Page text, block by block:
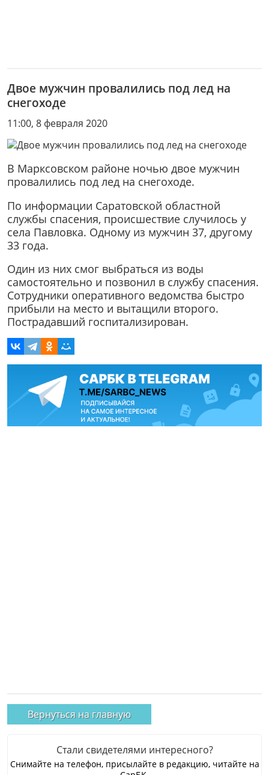
Двое мужчин провалились под лед на
снегоходе
11:00, 8 февраля 2020
В Марксовском районе ночью двое мужчин
провалились под лед на снегоходе.
По информации Саратовской областной
службы спасения, происшествие случилось у
села Павловка. Одному из мужчин 37, другому
33 года.
Один из них смог выбраться из воды
самостоятельно и позвонил в службу спасения.
Сотрудники оперативного ведомства быстро
прибыли на место и вытащили второго.
Пострадавший госпитализирован.
Вернуться на главную
Стали свидетелями интересного?
Снимайте на телефон, присылайте в редакцию, читайте на